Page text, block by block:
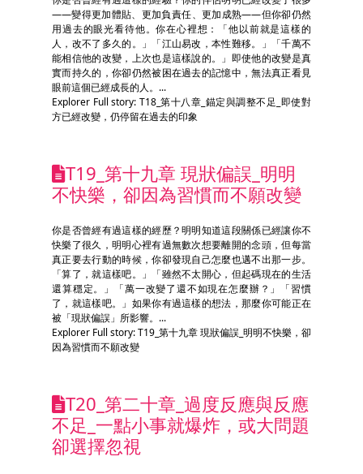
——變得更加體貼、更加負責任、更加成熟——但你卻仍然
用過去的眼光看待他。你在心裡想：「他以前就是這樣的
人，改不了多久的。」「江山易改，本性難移。」「千萬不
能相信他的改變，上次也是這樣說的。」即使他的改變是真
實而持久的，你卻仍然被困在過去的記憶中，無法真正看見
眼前這個已經成長的人。...
Explorer Full story: T18_第十八章_錨定與調整不足_即使對
方已經改變，仍停留在過去的印象
T19_第十九章 現狀偏誤_明明
不快樂，卻因為習慣而不願改變
你是否曾經有過這樣的經歷？明明知道這段關係已經讓你不
快樂了很久，明明心裡有過無數次想要離開的念頭，但每當
真正要去行動的時候，你卻發現自己怎麼也邁不出那一步。
「算了，就這樣吧。」「雖然不太開心，但起碼現在的生活
還算穩定。」「萬一改變了還不如現在怎麼辦？」「習慣
了，就這樣吧。」如果你有過這樣的想法，那麼你可能正在
被「現狀偏誤」所影響。...
Explorer Full story: T19_第十九章 現狀偏誤_明明不快樂，卻
因為習慣而不願改變
T20_第二十章_過度反應與反應
不足_一點小事就爆炸，或大問題
卻選擇忽視